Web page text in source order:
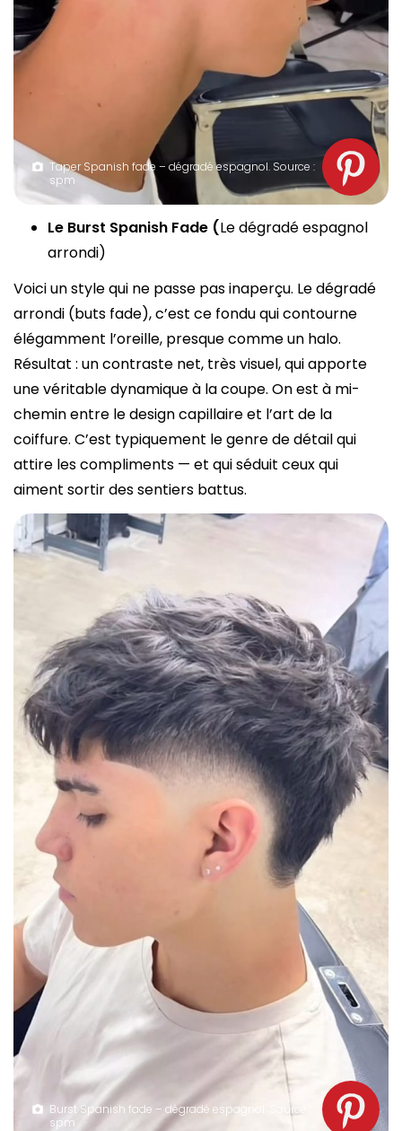
Taper Spanish fade – dégradé espagnol. Source :
spm
Le Burst Spanish Fade (Le dégradé espagnol
arrondi)
Voici un style qui ne passe pas inaperçu. Le dégradé
arrondi (buts fade), c’est ce fondu qui contourne
élégamment l’oreille, presque comme un halo.
Résultat : un contraste net, très visuel, qui apporte
une véritable dynamique à la coupe. On est à mi-
chemin entre le design capillaire et l’art de la
coiffure. C’est typiquement le genre de détail qui
attire les compliments — et qui séduit ceux qui
aiment sortir des sentiers battus.
Burst Spanish fade – dégradé espagnol. Source :
spm